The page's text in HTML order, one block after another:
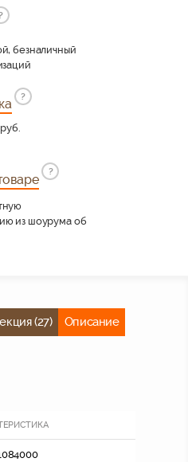
безналичный
?
?
из шоурума об
(27) Описание